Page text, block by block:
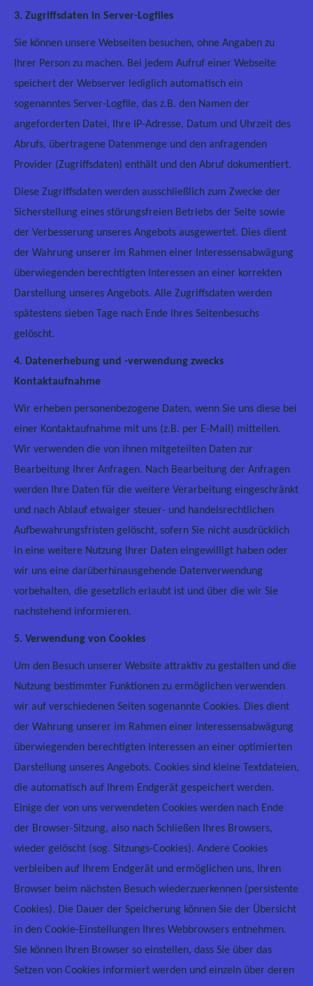
3. Zugriffsdaten in Server-Logfiles
Sie können unsere Webseiten besuchen, ohne Angaben zu
Ihrer Person zu machen. Bei jedem Aufruf einer Webseite
speichert der Webserver lediglich automatisch ein
sogenanntes Server-Logfile, das z.B. den Namen der
angeforderten Datei, Ihre IP-Adresse, Datum und Uhrzeit des
Abrufs, übertragene Datenmenge und den anfragenden
Provider (Zugriffsdaten) enthält und den Abruf dokumentiert.
Diese Zugriffsdaten werden ausschließlich zum Zwecke der
Sicherstellung eines störungsfreien Betriebs der Seite sowie
der Verbesserung unseres Angebots ausgewertet. Dies dient
der Wahrung unserer im Rahmen einer Interessensabwägung
überwiegenden berechtigten Interessen an einer korrekten
Darstellung unseres Angebots. Alle Zugriffsdaten werden
spätestens sieben Tage nach Ende Ihres Seitenbesuchs
gelöscht.
4. Datenerhebung und -verwendung zwecks
Kontaktaufnahme
Wir erheben personenbezogene Daten, wenn Sie uns diese bei
einer Kontaktaufnahme mit uns (z.B. per E-Mail) mitteilen.
Wir verwenden die von ihnen mitgeteilten Daten zur
Bearbeitung Ihrer Anfragen. Nach Bearbeitung der Anfragen
werden Ihre Daten für die weitere Verarbeitung eingeschränkt
und nach Ablauf etwaiger steuer- und handelsrechtlichen
Aufbewahrungsfristen gelöscht, sofern Sie nicht ausdrücklich
in eine weitere Nutzung Ihrer Daten eingewilligt haben oder
wir uns eine darüberhinausgehende Datenverwendung
vorbehalten, die gesetzlich erlaubt ist und über die wir Sie
nachstehend informieren.
5. Verwendung von Cookies
Um den Besuch unserer Website attraktiv zu gestalten und die
Nutzung bestimmter Funktionen zu ermöglichen verwenden
wir auf verschiedenen Seiten sogenannte Cookies. Dies dient
der Wahrung unserer im Rahmen einer Interessensabwägung
überwiegenden berechtigten Interessen an einer optimierten
Darstellung unseres Angebots. Cookies sind kleine Textdateien,
die automatisch auf Ihrem Endgerät gespeichert werden.
Einige der von uns verwendeten Cookies werden nach Ende
der Browser-Sitzung, also nach Schließen Ihres Browsers,
wieder gelöscht (sog. Sitzungs-Cookies). Andere Cookies
verbleiben auf Ihrem Endgerät und ermöglichen uns, Ihren
Browser beim nächsten Besuch wiederzuerkennen (persistente
Cookies). Die Dauer der Speicherung können Sie der Übersicht
in den Cookie-Einstellungen Ihres Webbrowsers entnehmen.
Sie können Ihren Browser so einstellen, dass Sie über das
Setzen von Cookies informiert werden und einzeln über deren